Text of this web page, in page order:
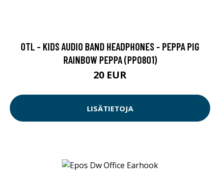
OTL - KIDS AUDIO BAND HEADPHONES - PEPPA PIG
RAINBOW PEPPA (PP0801)
20 EUR
LISÄTIETOJA